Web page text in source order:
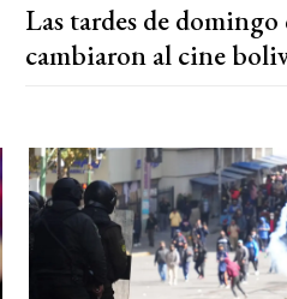
Las tardes de domingo
cambiaron al cine